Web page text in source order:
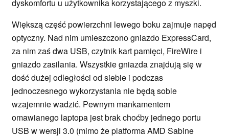
dyskomfortu u użytkownika korzystającego z myszki.
Większą część powierzchni lewego boku zajmuje napęd
optyczny. Nad nim umieszczono gniazdo ExpressCard,
za nim zaś dwa USB, czytnik kart pamięci, FireWire i
gniazdo zasilania. Wszystkie gniazda znajdują się w
dość dużej odległości od siebie i podczas
jednoczesnego wykorzystania nie będą sobie
wzajemnie wadzić. Pewnym mankamentem
omawianego laptopa jest brak choćby jednego portu
USB w wersji 3.0 (mimo że platforma AMD Sabine